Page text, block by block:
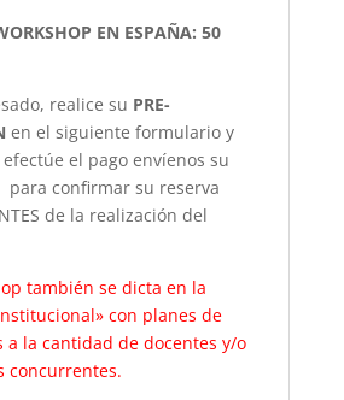
EN ESPAÑA: 50
realice su PRE-
en el siguiente formulario y
el pago envíenos su
confirmar su reserva
de la realización del
también se dicta en la
con planes de
a la cantidad de docentes y/o
concurrentes.